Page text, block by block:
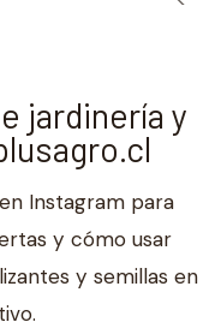
jardinería y
Instagram para
y cómo usar
y semillas en